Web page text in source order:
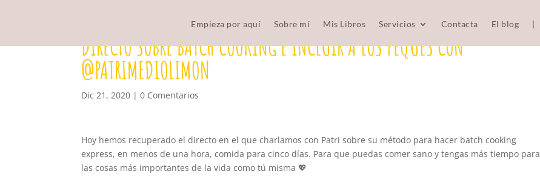
Empieza por aquí Sobre mí Mis Libros Servicios Contacta El blog |
DIRECTO SOBRE BATCH COOKING E INCLUIR A LOS PEQUES CON
@PATRIMEDIOLIMON
Dic 21, 2020 |0 Comentarios
Hoy hemos recuperado el directo en el que charlamos con Patri sobre su método para hacer batch cooking
express, en menos de una hora, comida para cinco días. Para que puedas comer sano y tengas más tiempo para
las cosas más importantes de la vida como tú misma 💖